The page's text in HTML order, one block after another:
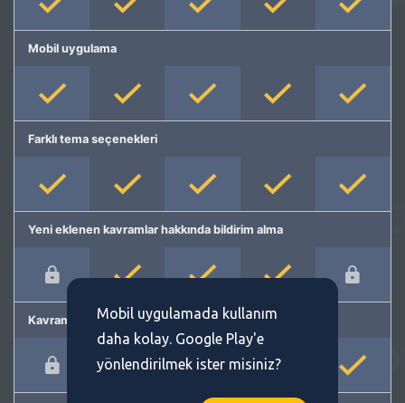
Mobil uygulama
Farklı tema seçenekleri
Yeni eklenen kavramlar hakkında bildirim alma
Kavram önermeMobil uygulamada kullanım
daha kolay. Google Play'e
yönlendirilmek ister misiniz?